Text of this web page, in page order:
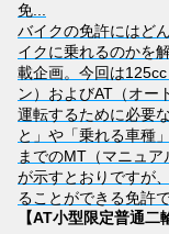
免...
バイクの免許にはど
イクに乗れるのかを
載企画。今回は
ン）およびAT（オー
運転するために必要
と」や「乗れる車種
までのMT（マニュ
が示すとおりですが
ることができる免許
【AT小型限定普通二